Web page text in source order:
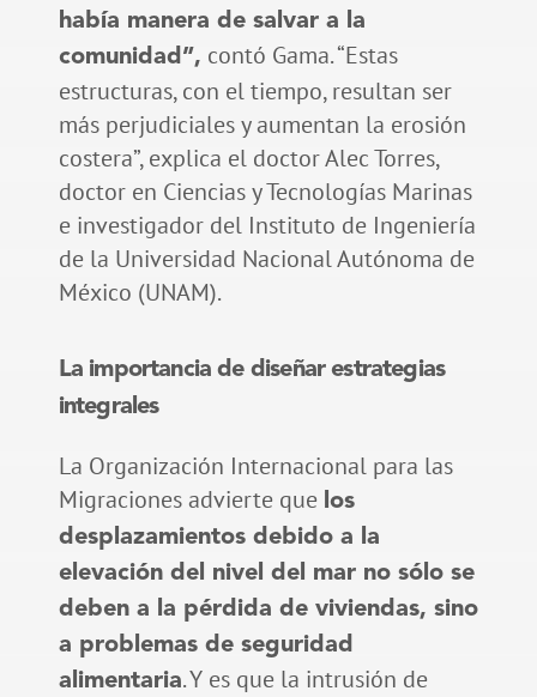
había manera de salvar a la
comunidad”, contó Gama. “Estas
estructuras, con el tiempo, resultan ser
más perjudiciales y aumentan la erosión
costera”, explica el doctor Alec Torres,
doctor en Ciencias y Tecnologías Marinas
e investigador del Instituto de Ingeniería
de la Universidad Nacional Autónoma de
México (UNAM).
La importancia de diseñar estrategias
integrales
La Organización Internacional para las
Migraciones advierte que los
desplazamientos debido a la
elevación del nivel del mar no sólo se
deben a la pérdida de viviendas, sino
a problemas de seguridad
alimentaria. Y es que la intrusión de